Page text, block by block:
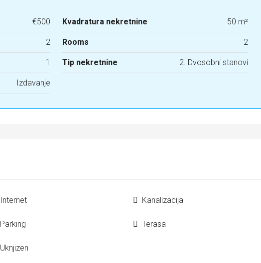
€500 Kvadratura nekretnine 50 m²
2 Rooms 2
1 Tip nekretnine 2. Dvosobni stanovi
Izdavanje
Internet Kanalizacija
Parking Terasa
Uknjizen